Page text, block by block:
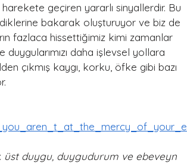
bakarak oluşturuyor ve biz de
fazlaca hissettiğimiz kimi zamanlar
daha işlevsel yollara
çıkmış kaygı, korku, öfke gibi bazı
üst duygu, duygudurum ve ebeveyn